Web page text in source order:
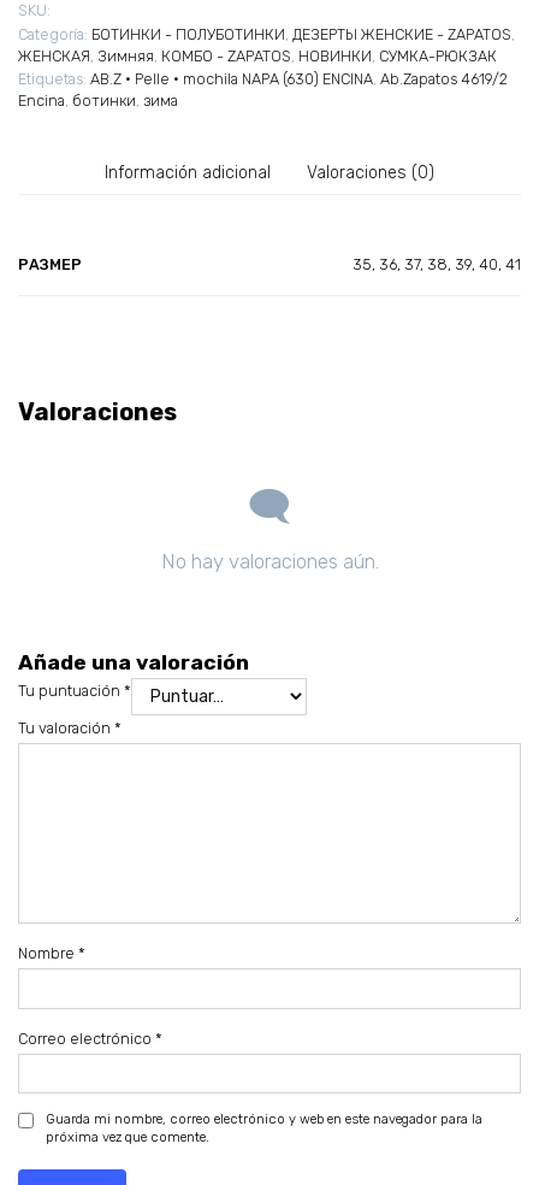
Pelle
·
mochila
АКЦИЯ
SKU:
Categoría: БОТИНКИ - ПОЛУБОТИНКИ ДЕЗЕРТЫ ЖЕНСКИЕ - ZAPATOS
ЖЕНСКАЯ Зимняя КОМБО - ZAPATOS НОВИНКИ СУМКА-РЮКЗАК
Etiquetas: AB.Z · Pelle · mochila NAPA (630) ENCINA Ab.Zapatos 4619/2
Encina ботинки зима
Información adicional Valoraciones (0)
РАЗМЕР 35, 36, 37, 38, 39, 40, 41
Valoraciones
No hay valoraciones aún.
Añade una valoración
Tu puntuación *
Tu valoración *
Nombre *
Correo electrónico *
Guarda mi nombre, correo electrónico y web en este navegador para la
próxima vez que comente.